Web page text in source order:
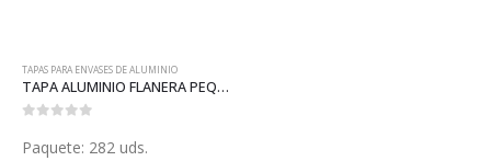
TAPAS PARA ENVASES DE ALUMINIO
TAPA ALUMINIO FLANERA PEQUEÑA (AT01)
Paquete: 282 uds.